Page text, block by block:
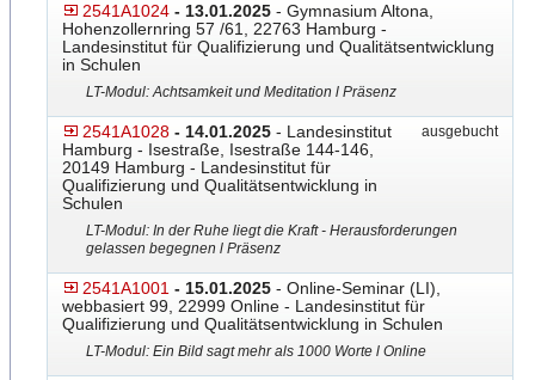
2541A1024 - 13.01.2025 - Gymnasium Altona,
Hohenzollernring 57 /61, 22763 Hamburg -
Landesinstitut für Qualifizierung und Qualitätsentwicklung
in Schulen
LT-Modul: Achtsamkeit und Meditation l Präsenz
2541A1028 - 14.01.2025 - Landesinstitut
Hamburg - Isestraße, Isestraße 144-146,
20149 Hamburg - Landesinstitut für
Qualifizierung und Qualitätsentwicklung in
Schulen
ausgebucht
LT-Modul: In der Ruhe liegt die Kraft - Herausforderungen
gelassen begegnen l Präsenz
2541A1001 - 15.01.2025 - Online-Seminar (LI),
webbasiert 99, 22999 Online - Landesinstitut für
Qualifizierung und Qualitätsentwicklung in Schulen
LT-Modul: Ein Bild sagt mehr als 1000 Worte l Online